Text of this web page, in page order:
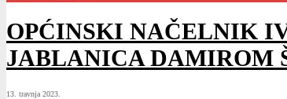
OPĆINSKI NAČELNIK
JABLANICA DAMIROM
13. travnja 2023.